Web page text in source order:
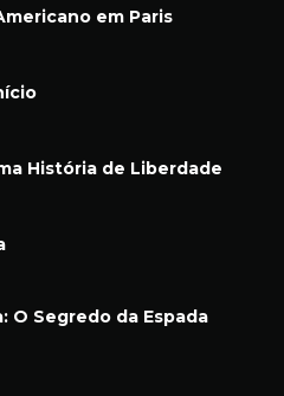
em Paris
História de Liberdade
O Segredo da Espada